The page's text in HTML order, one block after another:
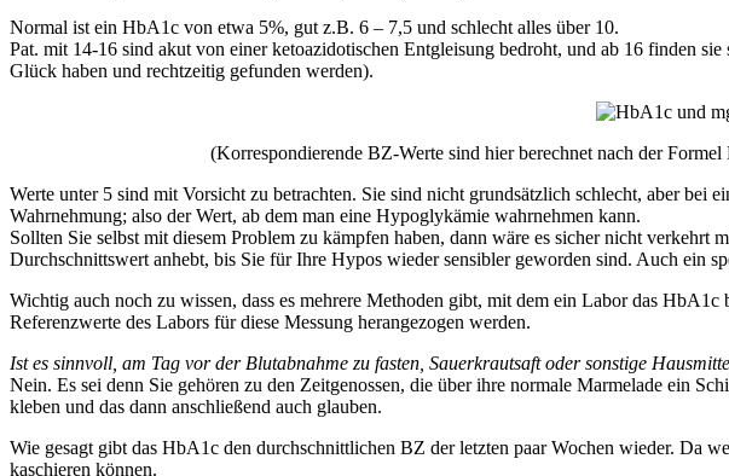
Normal ist ein HbA1c von etwa 5%, gut z.B. 6 – 7,5 und schlecht alles über 10.
Pat. mit 14-16 sind akut von einer ketoazidotischen Entgleisung bedroht, und ab 16 finden
Glück haben und rechtzeitig gefunden werden).
(Korrespondierende BZ-Werte sind hier berechnet nach der
Werte unter 5 sind mit Vorsicht zu betrachten. Sie sind nicht grundsätzlich schlecht, aber
Wahrnehmung; also der Wert, ab dem man eine Hypoglykämie wahrnehmen kann.
Sollten Sie selbst mit diesem Problem zu kämpfen haben, dann wäre es sicher nicht
Durchschnittswert anhebt, bis Sie für Ihre Hypos wieder sensibler geworden sind. Auch ein
Wichtig auch noch zu wissen, dass es mehrere Methoden gibt, mit dem ein Labor das
Referenzwerte des Labors für diese Messung herangezogen werden.
Ist es sinnvoll, am Tag vor der Blutabnahme zu fasten, Sauerkrautsaft oder sonstige
Nein. Es sei denn Sie gehören zu den Zeitgenossen, die über ihre normale Marmelade ein
kleben und das dann anschließend auch glauben.
Wie gesagt gibt das HbA1c den durchschnittlichen BZ der letzten paar Wochen wieder. Da
kaschieren können.